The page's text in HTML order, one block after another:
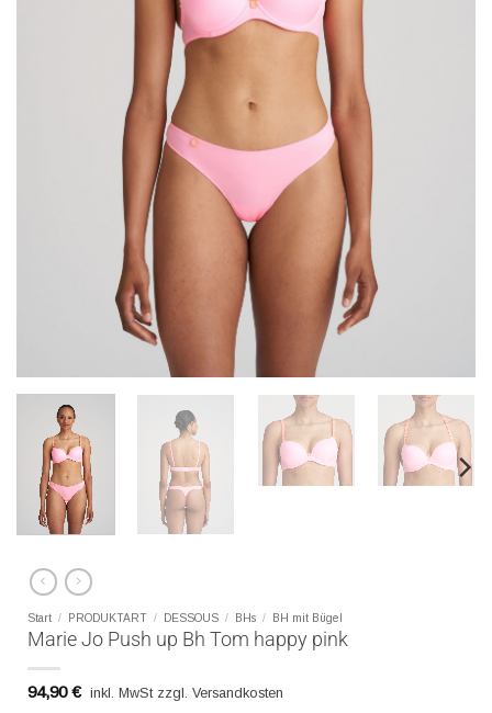
Start / PRODUKTART / DESSOUS / BHs / BH mit Bügel
Marie Jo Push up Bh Tom happy pink
94,90€ inkl. MwSt zzgl. Versandkosten